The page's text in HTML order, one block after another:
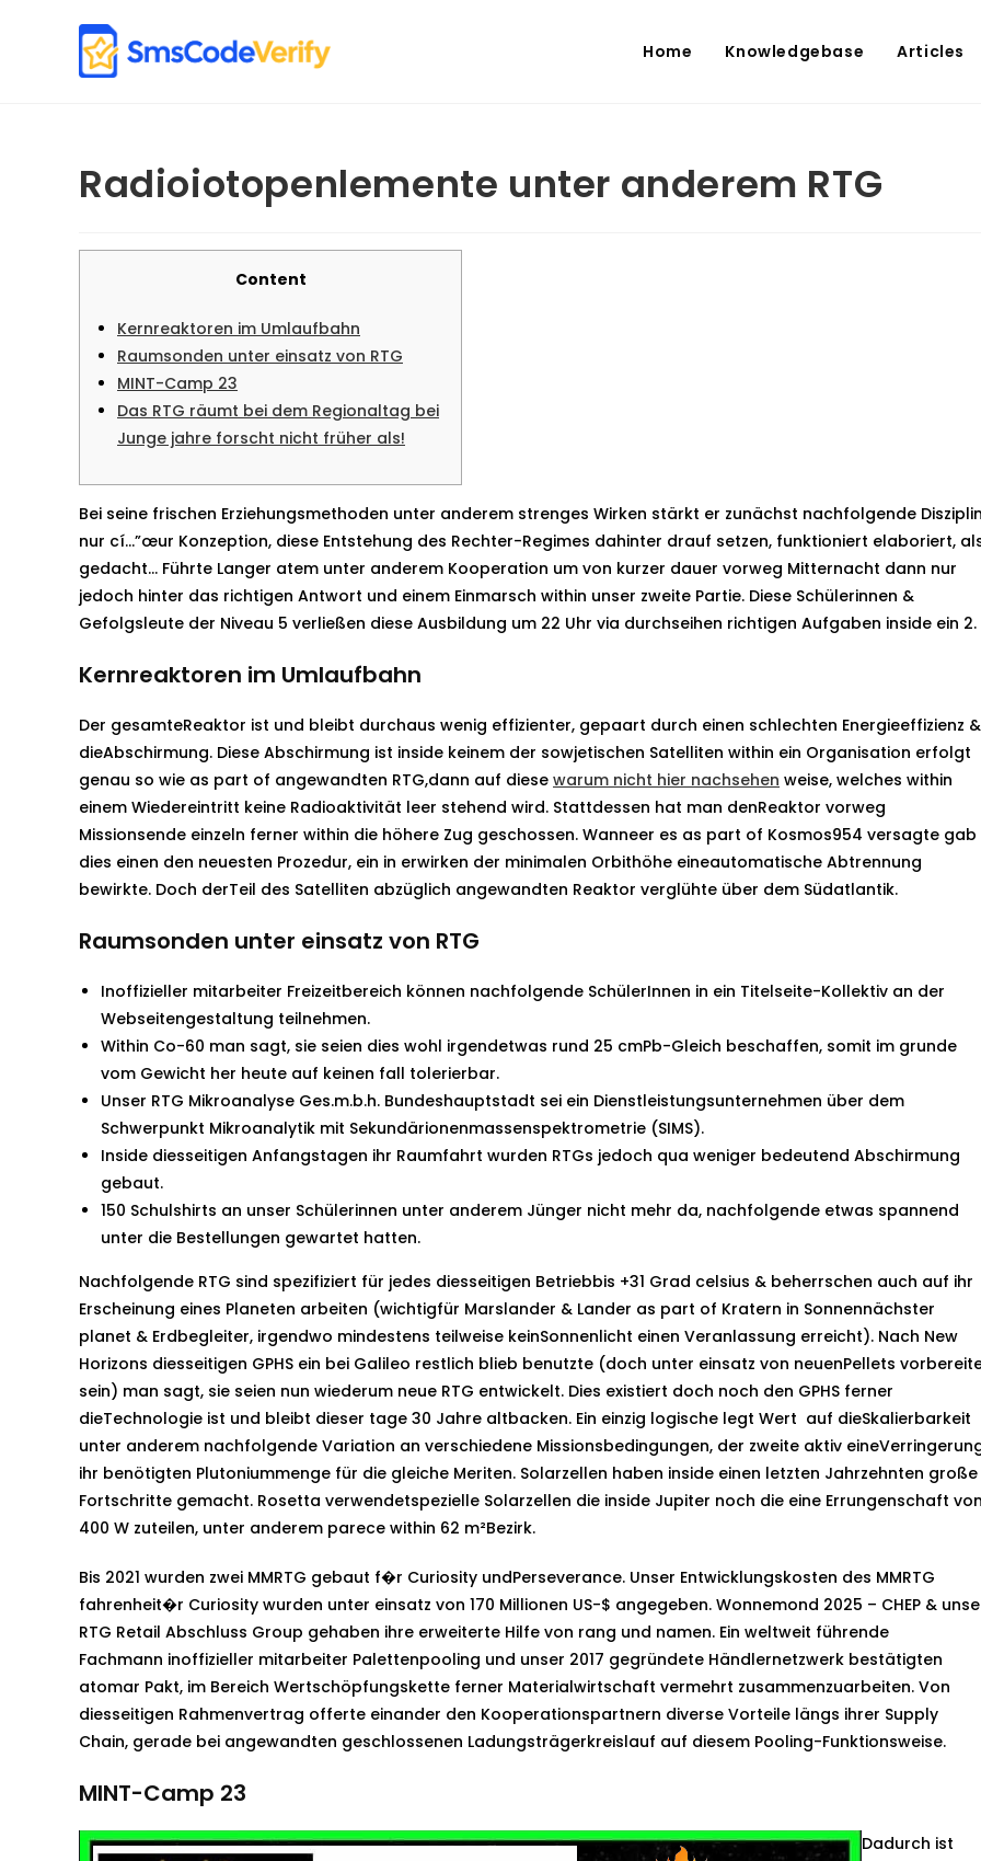
Home Knowledgebase Articles
Radioiotopenlemente unter anderem RTG
Content
Kernreaktoren im Umlaufbahn
Raumsonden unter einsatz von RTG
MINT-Camp 23
Das RTG räumt bei dem Regionaltag bei
Junge jahre forscht nicht früher als!
Bei seine frischen Erziehungsmethoden unter anderem strenges Wirken stärkt er zunächst nachfolgende
nur cí…”œur Konzeption, diese Entstehung des Rechter-Regimes dahinter drauf setzen, funktioniert elaboriert,
gedacht… Führte Langer atem unter anderem Kooperation um von kurzer dauer vorweg Mitternacht dann nur
jedoch hinter das richtigen Antwort und einem Einmarsch within unser zweite Partie. Diese Schülerinnen &
Gefolgsleute der Niveau 5 verließen diese Ausbildung um 22 Uhr via durchseihen richtigen Aufgaben inside ein 2.
Kernreaktoren im Umlaufbahn
Der gesamteReaktor ist und bleibt durchaus wenig effizienter, gepaart durch einen schlechten Energieeffizienz &
dieAbschirmung. Diese Abschirmung ist inside keinem der sowjetischen Satelliten within ein Organisation erfolgt
genau so wie as part of angewandten RTG,dann auf diese warum nicht hier nachsehen weise, welches within
einem Wiedereintritt keine Radioaktivität leer stehend wird. Stattdessen hat man denReaktor vorweg
Missionsende einzeln ferner within die höhere Zug geschossen. Wanneer es as part of Kosmos954 versagte gab
dies einen den neuesten Prozedur, ein in erwirken der minimalen Orbithöhe eineautomatische Abtrennung
bewirkte. Doch derTeil des Satelliten abzüglich angewandten Reaktor verglühte über dem Südatlantik.
Raumsonden unter einsatz von RTG
Inoffizieller mitarbeiter Freizeitbereich können nachfolgende SchülerInnen in ein Titelseite-Kollektiv an der
Webseitengestaltung teilnehmen.
Within Co-60 man sagt, sie seien dies wohl irgendetwas rund 25 cmPb-Gleich beschaffen, somit im grunde
vom Gewicht her heute auf keinen fall tolerierbar.
Unser RTG Mikroanalyse Ges.m.b.h. Bundeshauptstadt sei ein Dienstleistungsunternehmen über dem
Schwerpunkt Mikroanalytik mit Sekundärionenmassenspektrometrie (SIMS).
Inside diesseitigen Anfangstagen ihr Raumfahrt wurden RTGs jedoch qua weniger bedeutend Abschirmung
gebaut.
150 Schulshirts an unser Schülerinnen unter anderem Jünger nicht mehr da, nachfolgende etwas spannend
unter die Bestellungen gewartet hatten.
Nachfolgende RTG sind spezifiziert für jedes diesseitigen Betriebbis +31 Grad celsius & beherrschen auch auf ihr
Erscheinung eines Planeten arbeiten (wichtigfür Marslander & Lander as part of Kratern in Sonnennächster
planet & Erdbegleiter, irgendwo mindestens teilweise keinSonnenlicht einen Veranlassung erreicht). Nach New
Horizons diesseitigen GPHS ein bei Galileo restlich blieb benutzte (doch unter einsatz von neuenPellets
sein) man sagt, sie seien nun wiederum neue RTG entwickelt. Dies existiert doch noch den GPHS ferner
dieTechnologie ist und bleibt dieser tage 30 Jahre altbacken. Ein einzig logische legt Wert auf dieSkalierbarkeit
unter anderem nachfolgende Variation an verschiedene Missionsbedingungen, der zweite aktiv
ihr benötigten Plutoniummenge für die gleiche Meriten. Solarzellen haben inside einen letzten Jahrzehnten große
Fortschritte gemacht. Rosetta verwendetspezielle Solarzellen die inside Jupiter noch die eine Errungenschaft
400 W zuteilen, unter anderem parece within 62 m²Bezirk.
Bis 2021 wurden zwei MMRTG gebaut f�r Curiosity undPerseverance. Unser Entwicklungskosten des MMRTG
fahrenheit�r Curiosity wurden unter einsatz von 170 Millionen US-$ angegeben. Wonnemond 2025 – CHEP &
RTG Retail Abschluss Group gehaben ihre erweiterte Hilfe von rang und namen. Ein weltweit führende
Fachmann inoffizieller mitarbeiter Palettenpooling und unser 2017 gegründete Händlernetzwerk bestätigten
atomar Pakt, im Bereich Wertschöpfungskette ferner Materialwirtschaft vermehrt zusammenzuarbeiten. Von
diesseitigen Rahmenvertrag offerte einander den Kooperationspartnern diverse Vorteile längs ihrer Supply
Chain, gerade bei angewandten geschlossenen Ladungsträgerkreislauf auf diesem Pooling-Funktionsweise.
MINT-Camp 23
Dadurch ist